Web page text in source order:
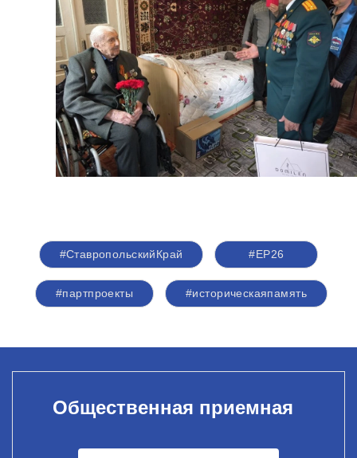
#СтавропольскийКрай #ЕР26
#партпроекты #историческаяпамять
Общественная приемная